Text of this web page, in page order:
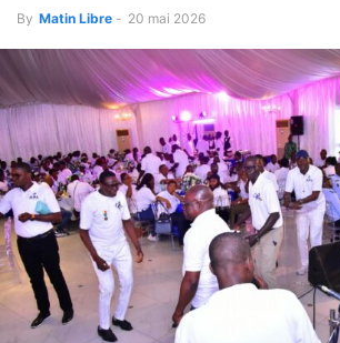
By Matin Libre - 20 mai 2026